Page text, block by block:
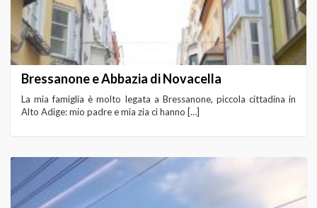
Bressanone e Abbazia di Novacella
La mia famiglia è molto legata a Bressanone, piccola cittadina in
Alto Adige: mio padre e mia zia ci hanno […]